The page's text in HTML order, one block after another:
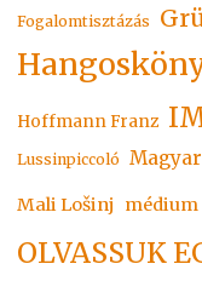
Fogalomtisztázás
Hoffmann Franz
Lussinpiccoló
Mali Lošinj médium
OLVASSUK